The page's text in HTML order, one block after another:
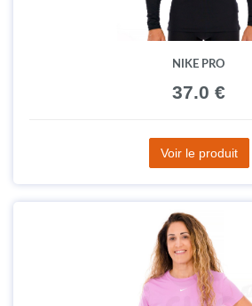
NIKE PRO
37.0 €
Voir le produit